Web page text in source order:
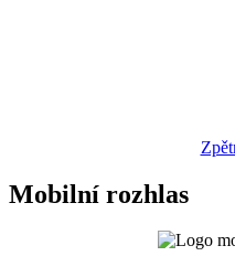
Mobilní rozhlas